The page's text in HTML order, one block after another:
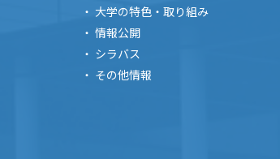
大学の特色・取り組み
情報公開
シラバス
その他情報